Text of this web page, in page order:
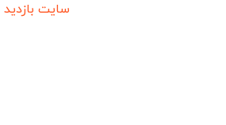
سایت بازدید